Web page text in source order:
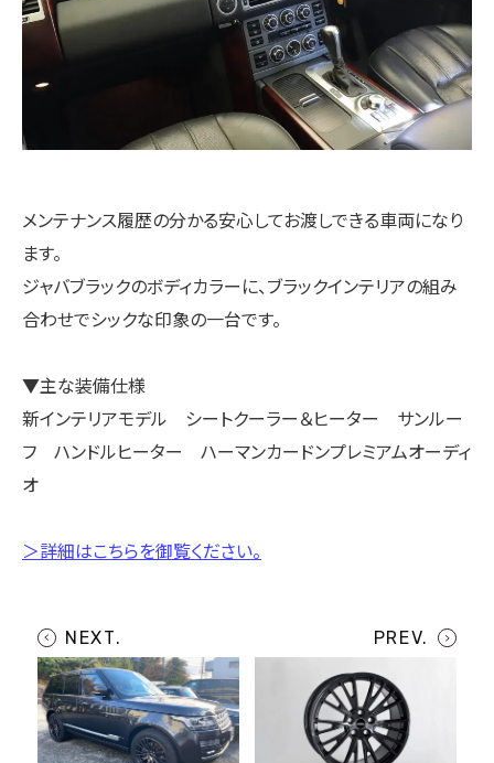
メンテナンス履歴の分かる安心してお渡しできる車両になり
ます。
ジャバブラックのボディカラーに、ブラックインテリアの組み
合わせでシックな印象の一台です。
▼主な装備仕様
新インテリアモデル シートクーラー＆ヒーター サンルー
フ ハンドルヒーター ハーマンカードンプレミアムオーディ
オ
＞詳細はこちらを御覧ください。